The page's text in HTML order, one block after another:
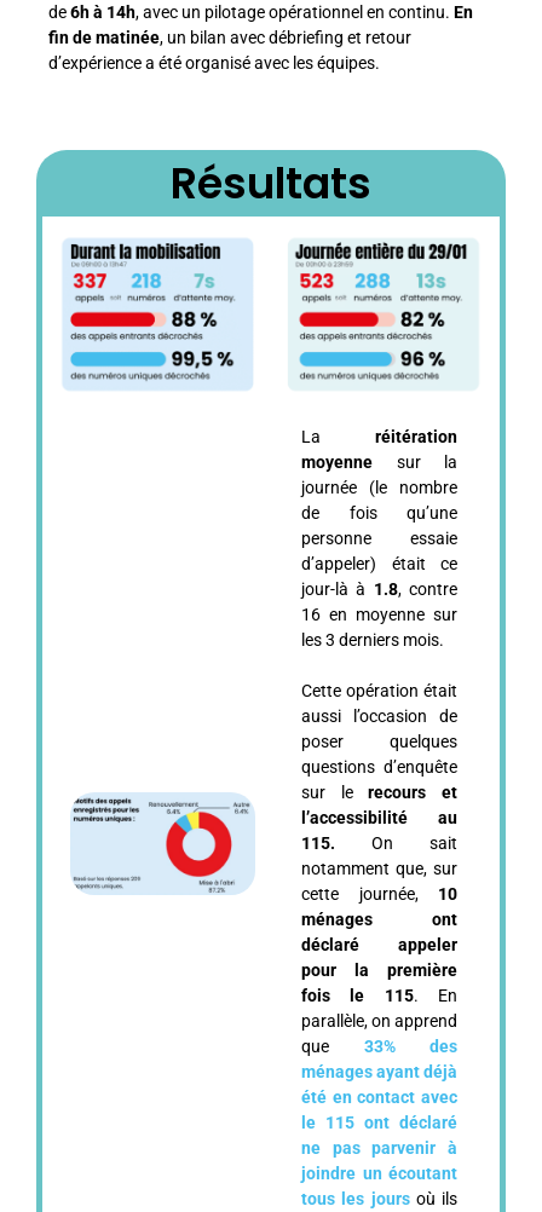
de6h à 14h, avec un pilotage opérationnel en continu. En
fin de matinée, un bilan avec débriefing et retour
d’expérience a été organisé avec les équipes.
Résultats
La réitération
moyenne sur la
journée (le nombre
de fois qu’une
personne essaie
d’appeler) était ce
jour-là à 1.8, contre
16 en moyenne sur
les 3 derniers mois.
Cette opération était
aussi l’occasion de
poser quelques
questions d’enquête
sur lerecours et
l’accessibilité au
115. On sait
notamment que, sur
cette journée, 10
ménages ont
déclaré appeler
pour la première
fois le 115. En
parallèle, on apprend
que 33% des
ménages ayant déjà
été en contact avec
le 115 ont déclaré
ne pas parvenir à
joindre un écoutant
tous les joursoù ils